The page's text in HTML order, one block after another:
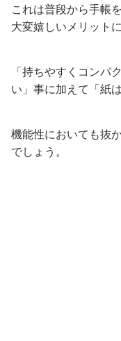
これは普段から手帳
大変嬉しいメリット
「持ちやすくコンパ
い」事に加えて「紙
機能性においても抜
でしょう。